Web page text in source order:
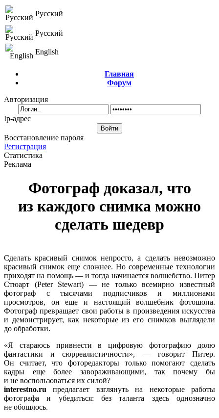
Русский
Русский
English
Главная
Форум
Авторизация
Ip-адрес
Восстановление пароля
Регистрация
Статистика
Реклама
Фотограф доказал, что
из каждого снимка можно
сделать шедевр
Сделать красивый снимок непросто, а сделать невозможно
красивый снимок еще сложнее. Но современные технологии
приходят на помощь — и тогда начинается волшебство. Питер
Стюарт (Peter Stewart) — не только всемирно известный
фотограф с тысячами подписчиков и миллионами
просмотров, он еще и настоящий волшебник фотошопа.
Фотограф превращает свои работы в произведения искусства
и демонстрирует, как некоторые из его снимков выглядели
до обработки.
«Я стараюсь привнести в цифровую фотографию долю
фантастики и сюрреалистичности», — говорит Питер.
Он считает, что фоторедакторы только помогают сделать
кадры еще более завораживающими, так почему бы
и не воспользоваться их силой?
interestno.ru предлагает взглянуть на некоторые работы
фотографа и убедиться: без таланта здесь однозначно
не обошлось.